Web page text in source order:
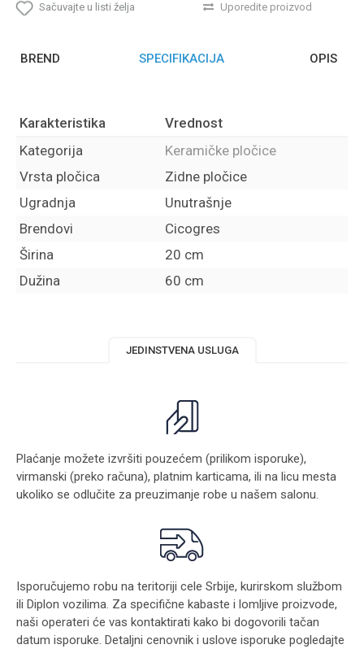
Sačuvajte u listi želja Uporedite proizvod
BREND SPECIFIKACIJA OPIS
Karakteristika
Vrednost
Kategorija
Keramičke pločice
Vrsta pločica
Zidne pločice
Ugradnja
Unutrašnje
Brendovi
Cicogres
Širina
20 cm
Dužina
60 cm
JEDINSTVENA USLUGA
Plaćanje možete izvršiti pouzećem (prilikom isporuke),
virmanski (preko računa), platnim karticama, ili na licu mesta
ukoliko se odlučite za preuzimanje robe u našem salonu.
Isporučujemo robu na teritoriji cele Srbije, kurirskom službom
ili Diplon vozilima. Za specifične kabaste i lomljive proizvode,
naši operateri će vas kontaktirati kako bi dogovorili tačan
datum isporuke. Detaljni cenovnik i uslove isporuke pogledajte